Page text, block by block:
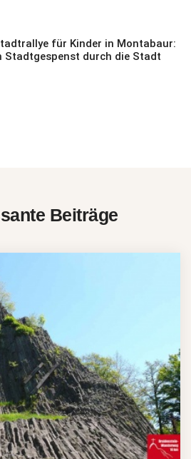
für Kinder in Montabaur:
Stadtgespenst durch die Stadt
Beiträge